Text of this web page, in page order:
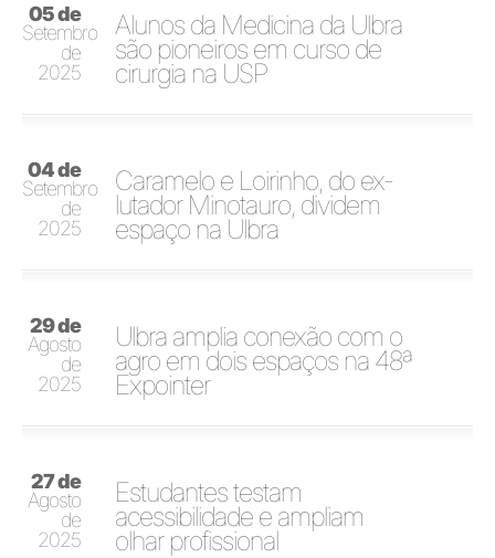
05 de
Setembro
de
2025
Alunos da Medicina da Ulbra
são pioneiros em curso de
cirurgia na USP
04 de
Setembro
de
2025
Caramelo e Loirinho, do ex-
lutador Minotauro, dividem
espaço na Ulbra
29 de
Agosto
de
2025
Ulbra amplia conexão com o
agro em dois espaços na 48ª
Expointer
27 de
Agosto
de
2025
Estudantes testam
acessibilidade e ampliam
olhar profissional